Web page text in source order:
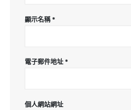
顯示名稱*
電子郵件地址 *
個人網站網址